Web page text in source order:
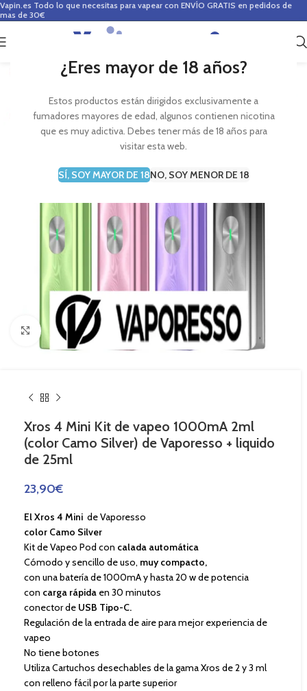
¿Eres mayor de 18 años?
Estos productos están dirigidos exclusivamente a
fumadores mayores de edad, algunos contienen nicotina
que es muy adictiva. Debes tener más de 18 años para
visitar esta web.
SÍ, SOY MAYOR DE 18NO, SOY MENOR DE 18
Vapin.es Todo lo que necesitas para vapear con ENVÍO GRATIS en pedidos de
mas de 30€
0
Haga Click para agrandar
Xros 4 Mini Kit de vapeo 1000mA 2ml
(color Camo Silver) de Vaporesso + liquido
de 25ml
23,90€
El Xros 4 Mini de Vaporesso
color Camo Silver
Kit de Vapeo Pod con calada automática
Cómodo y sencillo de uso, muy compacto,
con una batería de 1000mA y hasta 20 w de potencia
con carga rápida en 30 minutos
conector de USB Tipo-C.
Regulación de la entrada de aire para mejor experiencia de
vapeo
No tiene botones
Utiliza Cartuchos desechables de la gama Xros de 2 y 3 ml
con relleno fácil por la parte superior